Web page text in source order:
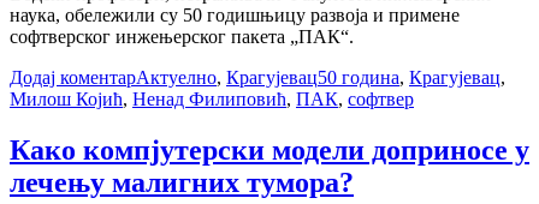
наука, обележили су 50 годишњицу развоја и примене
софтверског инжењерског пакета „ПАК“.
Додај коментарАктуелно, Крагујевац50 година, Крагујевац,
Милош Којић, Ненад Филиповић, ПАК, софтвер
Како компјутерски модели доприносе у
лечењу малигних тумора?